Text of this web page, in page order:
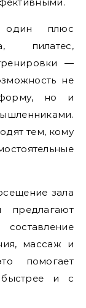
один плюс
пилатес,
—
не
форму, но и
тем, кому
зала
массаж и
помогает
быстрее и с